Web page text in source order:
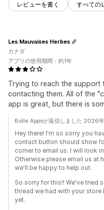
レビューを書く すべての
Trying to reach the support
contacting them. All of the
app is great, but there is
Les Mauvaises Herbes
カナダ
アプリの使用期間：約1年
Bolle Appsが返信しました 2026
Hey there! I'm so sorry you
contact button should show
corner to email us. I will look
Otherwise please email us at
we'll be happy to help out.
So sorry for this!! We've tried
thread we had with your
yet.